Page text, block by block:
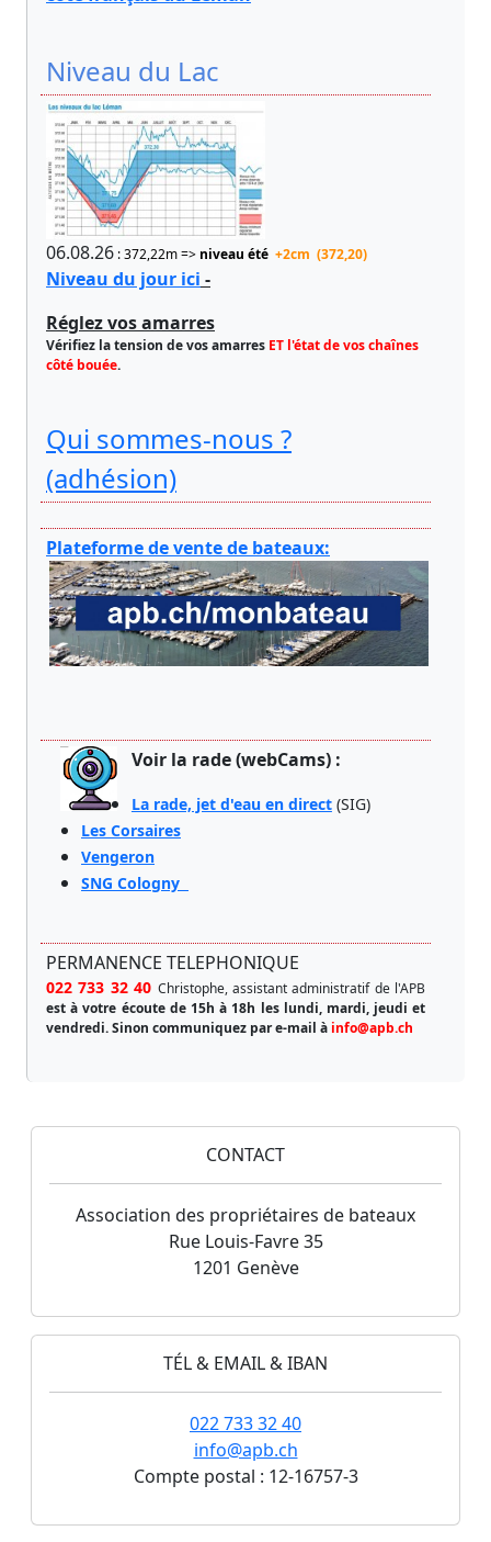
Niveau du Lac
06.08.26 : 372,22m => niveau été +2cm (372,20)
Niveau du jour ici -
Réglez vos amarres
Vérifiez la tension de vos amarres ET l'état de vos chaînes
côté bouée.
Qui sommes-nous ?
(adhésion)
Plateforme de vente de bateaux:
Voir la rade (webCams) :
La rade, jet d'eau en direct(SIG)
Les Corsaires
Vengeron
SNG Cologny
PERMANENCE TELEPHONIQUE
022 733 32 40 Christophe, assistant administratif de l'APB
est à votre écoute de 15h à 18h les lundi, mardi, jeudi et
vendredi.Sinon communiquez par e-mail à info@apb.ch
CONTACT
Association des propriétaires de bateaux
Rue Louis-Favre 35
1201 Genève
TÉL & EMAIL & IBAN
022 733 32 40
info@apb.ch
Compte postal : 12-16757-3